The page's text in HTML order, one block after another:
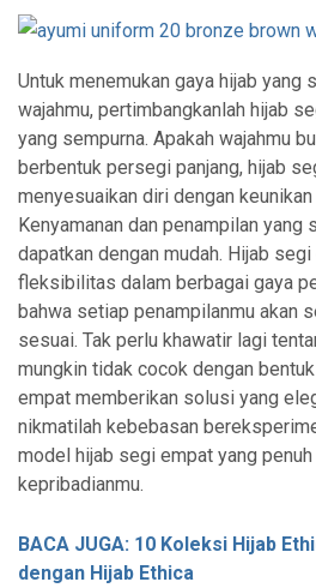
Untuk menemukan gaya hijab yang
wajahmu, pertimbangkanlah hijab
yang sempurna. Apakah wajahmu
berbentuk persegi panjang, hijab
menyesuaikan diri dengan
Kenyamanan dan penampilan yang
dapatkan dengan mudah. Hijab
fleksibilitas dalam berbagai gaya
bahwa setiap penampilanmu akan
sesuai. Tak perlu khawatir lagi
mungkin tidak cocok dengan
empat memberikan solusi yang
nikmatilah kebebasan
model hijab segi empat yang
kepribadianmu.
BACA JUGA: 10 Koleksi Hijab
dengan Hijab Ethica